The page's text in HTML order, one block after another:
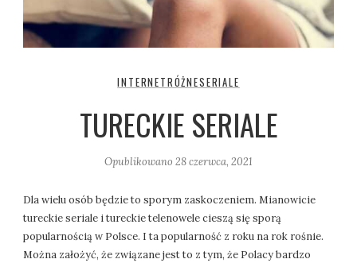
INTERNETRÓŻNESERIALE
TURECKIE SERIALE
Opublikowano 28 czerwca, 2021
Dla wielu osób będzie to sporym zaskoczeniem. Mianowicie
tureckie seriale i tureckie telenowele cieszą się sporą
popularnością w Polsce. I ta popularność z roku na rok rośnie.
Można założyć, że związane jest to z tym, że Polacy bardzo